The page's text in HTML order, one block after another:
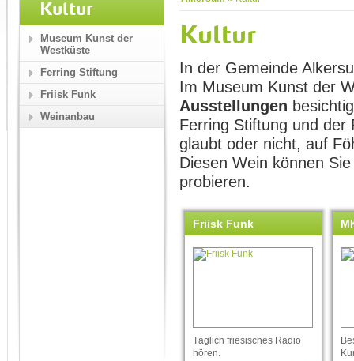
Kultur
In der Gemeinde
Im Museum Kunst der
Ausstellungen
Ferring Stiftung und der
glaubt oder nicht, auf
Diesen Wein können
probieren.
Friisk Funk
Täglich friesisches Radio
hören.
Kultur
Museum Kunst der
Westküste
Ferring Stiftung
Friisk Funk
Weinanbau